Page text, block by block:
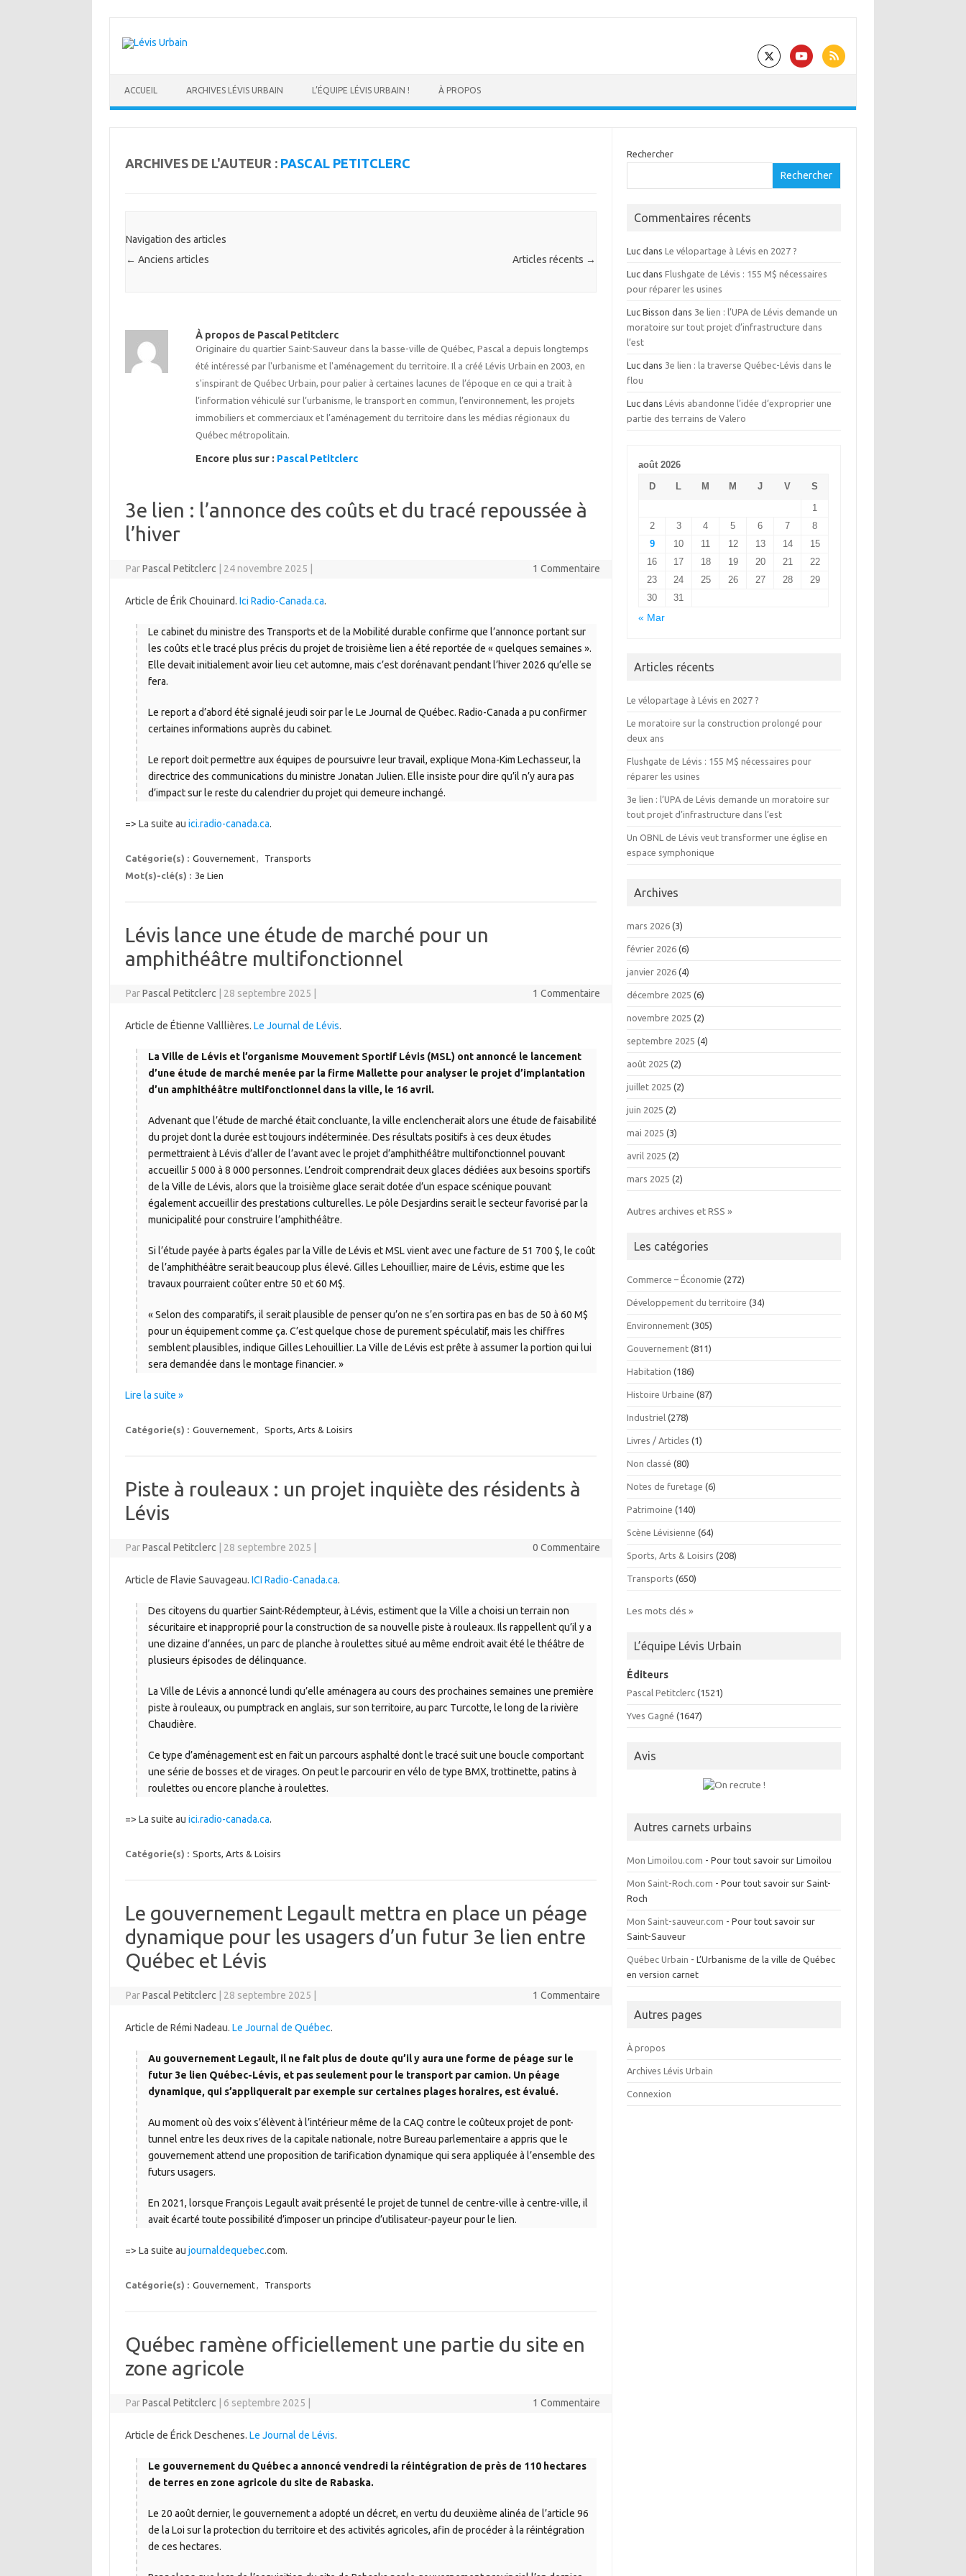
content
ACCUEIL ARCHIVES LÉVIS URBAIN L’ÉQUIPE LÉVIS URBAIN ! À PROPOS
ARCHIVES DE L'AUTEUR : PASCAL PETITCLERC
Navigation des articles
← Anciens articles Articles récents →
À propos de Pascal Petitclerc
Originaire du quartier Saint-Sauveur dans la basse-ville de Québec, Pascal a depuis longtemps
été intéressé par l'urbanisme et l'aménagement du territoire. Il a créé Lévis Urbain en 2003, en
s'inspirant de Québec Urbain, pour palier à certaines lacunes de l’époque en ce qui a trait à
l’information véhiculé sur l’urbanisme, le transport en commun, l’environnement, les projets
immobiliers et commerciaux et l’aménagement du territoire dans les médias régionaux du
Québec métropolitain.
Encore plus sur : Pascal Petitclerc
3e lien : l’annonce des coûts et du tracé repoussée à
l’hiver
ParPascal Petitclerc 24 novembre 2025 1 Commentaire
Article de Érik Chouinard. Ici Radio-Canada.ca.
Le cabinet du ministre des Transports et de la Mobilité durable confirme que l’annonce portant sur
les coûts et le tracé plus précis du projet de troisième lien a été reportée de « quelques semaines ».
Elle devait initialement avoir lieu cet automne, mais c’est dorénavant pendant l’hiver 2026 qu’elle se
fera.
Le report a d’abord été signalé jeudi soir par le Le Journal de Québec. Radio-Canada a pu confirmer
certaines informations auprès du cabinet.
Le report doit permettre aux équipes de poursuivre leur travail, explique Mona-Kim Lechasseur, la
directrice des communications du ministre Jonatan Julien. Elle insiste pour dire qu’il n’y aura pas
d’impact sur le reste du calendrier du projet qui demeure inchangé.
=> La suite au ici.radio-canada.ca.
Catégorie(s) : Gouvernement,
Transports
Mot(s)-clé(s) : 3e Lien
Lévis lance une étude de marché pour un
amphithéâtre multifonctionnel
ParPascal Petitclerc 28 septembre 2025 1 Commentaire
Article de Étienne Valllières. Le Journal de Lévis.
La Ville de Lévis et l’organisme Mouvement Sportif Lévis (MSL) ont annoncé le lancement
d’une étude de marché menée par la firme Mallette pour analyser le projet d’implantation
d’un amphithéâtre multifonctionnel dans la ville, le 16 avril.
Advenant que l’étude de marché était concluante, la ville enclencherait alors une étude de faisabilité
du projet dont la durée est toujours indéterminée. Des résultats positifs à ces deux études
permettraient à Lévis d’aller de l’avant avec le projet d’amphithéâtre multifonctionnel pouvant
accueillir 5 000 à 8 000 personnes. L’endroit comprendrait deux glaces dédiées aux besoins sportifs
de la Ville de Lévis, alors que la troisième glace serait dotée d’un espace scénique pouvant
également accueillir des prestations culturelles. Le pôle Desjardins serait le secteur favorisé par la
municipalité pour construire l’amphithéâtre.
Si l’étude payée à parts égales par la Ville de Lévis et MSL vient avec une facture de 51 700 $, le coût
de l’amphithéâtre serait beaucoup plus élevé. Gilles Lehouillier, maire de Lévis, estime que les
travaux pourraient coûter entre 50 et 60 M$.
« Selon des comparatifs, il serait plausible de penser qu’on ne s’en sortira pas en bas de 50 à 60 M$
pour un équipement comme ça. C’est quelque chose de purement spéculatif, mais les chiffres
semblent plausibles, indique Gilles Lehouillier. La Ville de Lévis est prête à assumer la portion qui lui
sera demandée dans le montage financier. »
Lire la suite »
Catégorie(s) : Gouvernement, Sports, Arts & Loisirs
Piste à rouleaux : un projet inquiète des résidents à
Lévis
ParPascal Petitclerc 28 septembre 2025 0 Commentaire
Article de Flavie Sauvageau. ICI Radio-Canada.ca.
Des citoyens du quartier Saint-Rédempteur, à Lévis, estiment que la Ville a choisi un terrain non
sécuritaire et inapproprié pour la construction de sa nouvelle piste à rouleaux. Ils rappellent qu’il y a
une dizaine d’années, un parc de planche à roulettes situé au même endroit avait été le théâtre de
plusieurs épisodes de délinquance.
La Ville de Lévis a annoncé lundi qu’elle aménagera au cours des prochaines semaines une première
piste à rouleaux, ou pumptrack en anglais, sur son territoire, au parc Turcotte, le long de la rivière
Chaudière.
Ce type d’aménagement est en fait un parcours asphalté dont le tracé suit une boucle comportant
une série de bosses et de virages. On peut le parcourir en vélo de type BMX, trottinette, patins à
roulettes ou encore planche à roulettes.
=> La suite au ici.radio-canada.ca.
Catégorie(s) : Sports, Arts & Loisirs
Le gouvernement Legault mettra en place un péage
dynamique pour les usagers d’un futur 3e lien entre
Québec et Lévis
ParPascal Petitclerc 28 septembre 2025 1 Commentaire
Article de Rémi Nadeau. Le Journal de Québec.
Au gouvernement Legault, il ne fait plus de doute qu’il y aura une forme de péage sur le
futur 3e lien Québec-Lévis, et pas seulement pour le transport par camion. Un péage
dynamique, qui s’appliquerait par exemple sur certaines plages horaires, est évalué.
Au moment où des voix s’élèvent à l’intérieur même de la CAQ contre le coûteux projet de pont-
tunnel entre les deux rives de la capitale nationale, notre Bureau parlementaire a appris que le
gouvernement attend une proposition de tarification dynamique qui sera appliquée à l’ensemble des
futurs usagers.
En 2021, lorsque François Legault avait présenté le projet de tunnel de centre-ville à centre-ville, il
avait écarté toute possibilité d’imposer un principe d’utilisateur-payeur pour le lien.
=> La suite au journaldequebec.com.
Catégorie(s) : Gouvernement, Transports
Québec ramène officiellement une partie du site en
zone agricole
ParPascal Petitclerc 6 septembre 2025 1 Commentaire
Article de Érick Deschenes. Le Journal de Lévis.
Le gouvernement du Québec a annoncé vendredi la réintégration de près de 110 hectares
de terres en zone agricole du site de Rabaska.
Le 20 août dernier, le gouvernement a adopté un décret, en vertu du deuxième alinéa de l’article 96
de la Loi sur la protection du territoire et des activités agricoles, afin de procéder à la réintégration
de ces hectares.
Rechercher
Rechercher
Commentaires récents
Luc dansLe vélopartage à Lévis en 2027 ?
Luc dansFlushgate de Lévis : 155 M$ nécessaires
pour réparer les usines
Luc Bisson dans 3e lien : l’UPA de Lévis demande un
moratoire sur tout projet d’infrastructure dans
l’est
Luc dans 3e lien : la traverse Québec-Lévis dans le
flou
Luc dansLévis abandonne l’idée d’exproprier une
partie des terrains de Valero
août 2026
D
L M M J V
S
1
2
3 4 5 6 7
8
9
10 11 12 13 14
15
16
17 18 19 20 21
22
23
24 25 26 27 28
29
30
31
« Mar
Articles récents
Le vélopartage à Lévis en 2027 ?
Le moratoire sur la construction prolongé pour
deux ans
Flushgate de Lévis : 155 M$ nécessaires pour
réparer les usines
3e lien : l’UPA de Lévis demande un moratoire sur
tout projet d’infrastructure dans l’est
Un OBNL de Lévis veut transformer une église en
espace symphonique
Archives
mars 2026 (3)
février 2026 (6)
janvier 2026 (4)
décembre 2025 (6)
novembre 2025 (2)
septembre 2025 (4)
août 2025 (2)
juillet 2025 (2)
juin 2025 (2)
mai 2025 (3)
avril 2025 (2)
mars 2025 (2)
Autres archives et RSS »
Les catégories
Commerce – Économie (272)
Développement du territoire (34)
Environnement (305)
Gouvernement (811)
Habitation (186)
Histoire Urbaine (87)
Industriel (278)
Livres / Articles (1)
Non classé (80)
Notes de furetage (6)
Patrimoine (140)
Scène Lévisienne (64)
Sports, Arts & Loisirs (208)
Transports (650)
Les mots clés »
L’équipe Lévis Urbain
Éditeurs
Pascal Petitclerc (1521)
Yves Gagné (1647)
Avis
Autres carnets urbains
Mon Limoilou.com - Pour tout savoir sur Limoilou
Mon Saint-Roch.com - Pour tout savoir sur Saint-
Roch
Mon Saint-sauveur.com - Pour tout savoir sur
Saint-Sauveur
Québec Urbain - L’Urbanisme de la ville de Québec
en version carnet
Autres pages
À propos
Archives Lévis Urbain
Connexion